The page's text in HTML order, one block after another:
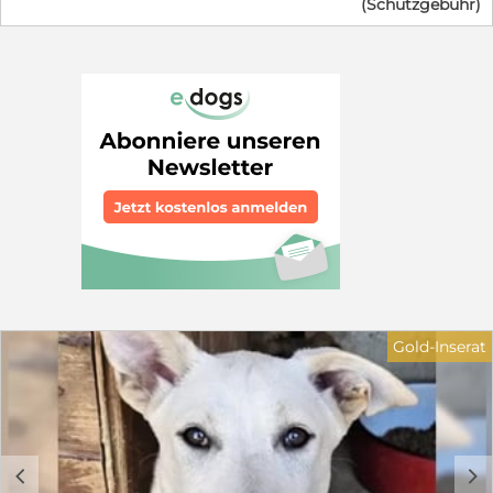
Minute hochträchtig gerettet wurde. Ein wenig Zeit
haben wir noch, doch wir können nicht für immer
neugierig und verspielt und kuscheln am liebsten
stundenlang. Da wir langsam groß und selbstständig
werden, packen wir bald unsere Köfferchen. Wir suchen
Menschen, die uns die Welt zeigen, uns das Hunde-
Einmaleins beibringen und uns nie wieder hergeben.
Auch unsere wundervolle Mama sucht ein eigenes
Zuhause (wird später separat vorgestellt). in dem sie
nach der anstrengenden Welpenzeit endlich die
Prinzessin sein darf. Bei unserem Auszug sind wir
natürlich geimpft, gechipt und mehrfach entwurmt.
hast und ein gutes Zuhause bieten kannst, melde dich
schnell bei unseren Pflegeeltern. Wir freuen uns auf
dich! Wer schenkt einem der bezaubernden
Hundekinder ein liebevolles Zuhause für immer? Ein
Garten sollte vorhanden sein. Gerne ländlich oder am
grünen Stadtrand oder in einem grünen Viertel. Einen
kuscheligen Sofaplatz würden sie auch nicht verachten.
(Schutzgebühr)
c d
Gold-Inserat